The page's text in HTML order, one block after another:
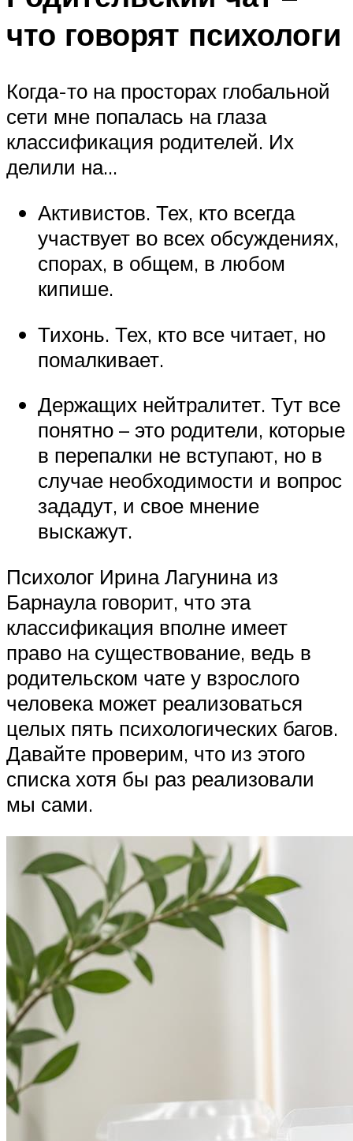
что говорят психологи
Когда-то на просторах глобальной
сети мне попалась на глаза
классификация родителей. Их
делили на…
Активистов. Тех, кто всегда
участвует во всех обсуждениях,
спорах, в общем, в любом
кипише.
Тихонь. Тех, кто все читает, но
помалкивает.
Держащих нейтралитет. Тут все
понятно – это родители, которые
в перепалки не вступают, но в
случае необходимости и вопрос
зададут, и свое мнение
выскажут.
Психолог Ирина Лагунина из
Барнаула говорит, что эта
классификация вполне имеет
право на существование, ведь в
родительском чате у взрослого
человека может реализоваться
целых пять психологических багов.
Давайте проверим, что из этого
списка хотя бы раз реализовали
мы сами.